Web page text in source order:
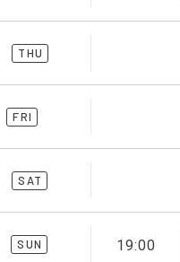
THU
FRI
SAT
SUN 19:00